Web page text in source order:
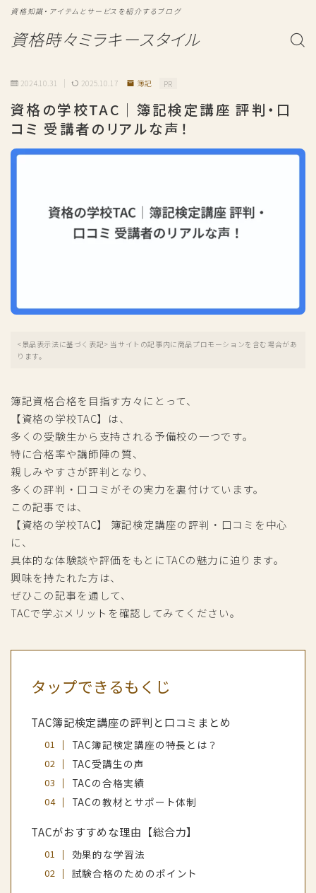
資格時々ミラキースタイル
資格知識・アイテムとサービスを紹介するブログ
2024.10.31 2025.10.17 簿記 PR
資格の学校TAC｜簿記検定講座 評判・口
コミ 受講者のリアルな声！
<景品表示法に基づく表記> 当サイトの記事内に商品プロモーションを含む場合があ
ります。
簿記資格合格を目指す方々にとって、
【資格の学校TAC】は、
多くの受験生から支持される予備校の一つです。
特に合格率や講師陣の質、
親しみやすさが評判となり、
多くの評判・口コミがその実力を裏付けています。
この記事では、
【資格の学校TAC】 簿記検定講座の評判・口コミを中心
に、
具体的な体験談や評価をもとにTACの魅力に迫ります。
興味を持たれた方は、
ぜひこの記事を通して、
TACで学ぶメリットを確認してみてください。
タップできるもくじ
TAC簿記検定講座の評判と口コミまとめ
TAC簿記検定講座の特長とは？
TAC受講生の声
TACの合格実績
TACの教材とサポート体制
TACがおすすめな理由【総合力】
効果的な学習法
試験合格のためのポイント